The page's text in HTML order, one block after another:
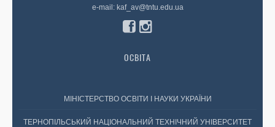
e-mail: kaf_av@tntu.edu.ua
ОСВІТА
МІНІСТЕРСТВО ОСВІТИ І НАУКИ УКРАЇНИ
ТЕРНОПІЛЬСЬКИЙ НАЦІОНАЛЬНИЙ ТЕХНІЧНИЙ УНІВЕРСИТЕТ